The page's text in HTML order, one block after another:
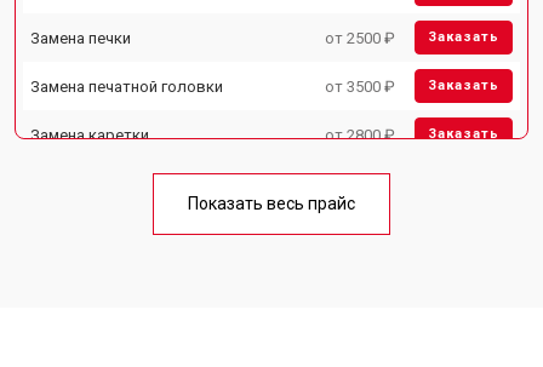
Замена печки от 2500 ₽ Заказать
Замена печатной головки от 3500 ₽ Заказать
Замена каретки от 2800 ₽ Заказать
Замена блока питания от 2500 ₽
Показать весь прайс